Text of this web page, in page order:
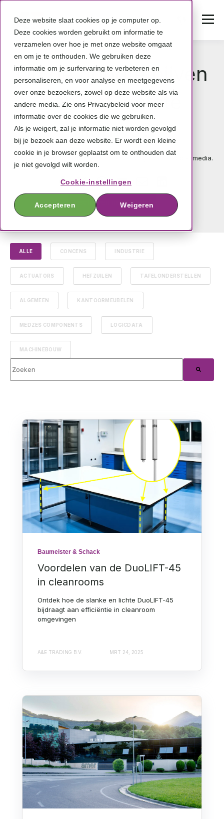
Deze website slaat cookies op je computer op.
Deze cookies worden gebruikt om informatie te
verzamelen over hoe je met onze website omgaat
en om je te onthouden. We gebruiken deze
informatie om je surfervaring te verbeteren en
personaliseren, en voor analyse en meetgegevens
over onze bezoekers, zowel op deze website als via
andere media. Zie ons Privacybeleid voor meer
informatie over de cookies die we gebruiken.
Als je weigert, zal je informatie niet worden gevolgd
bij je bezoek aan deze website. Er wordt een kleine
cookie in je browser geplaatst om te onthouden dat
je niet gevolgd wilt worden.
Cookie-instellingen
Accepteren Weigeren
Op de hoogte bijven
van het laatste
nieuws?
Schrijf je nu in voor de nieuwsbrief, of volg ons op social media.
Inschrijven nieuwsbrief
ALLE CONCENS INDUSTRIE
ACTUATORS HEFZUILEN TAFELONDERSTELLEN
ALGEMEEN KANTOORMEUBELEN
MEDZES COMPONENTS LOGICDATA
MACHINEBOUW
Baumeister & Schack
Voordelen van de DuoLIFT-45
in cleanrooms
Ontdek hoe de slanke en lichte DuoLIFT-45
bijdraagt aan efficiëntie in cleanroom
omgevingen
A&E TRADING B.V. MRT 24, 2025